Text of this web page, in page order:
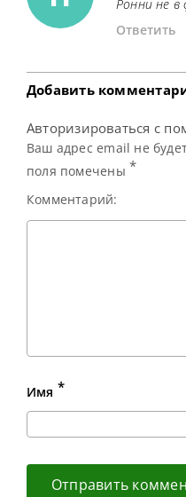
Ронни не в
Ответить
Добавить
Авторизироваться с
Ваш адрес email не
поля помечены *
Комментарий:
Имя *